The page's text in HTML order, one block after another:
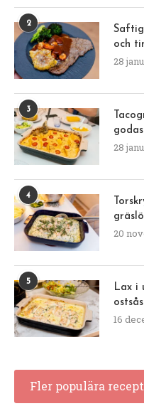
2
och
28
3
28
4
20
5
Lax i
ostsås
16
Fler populära recept